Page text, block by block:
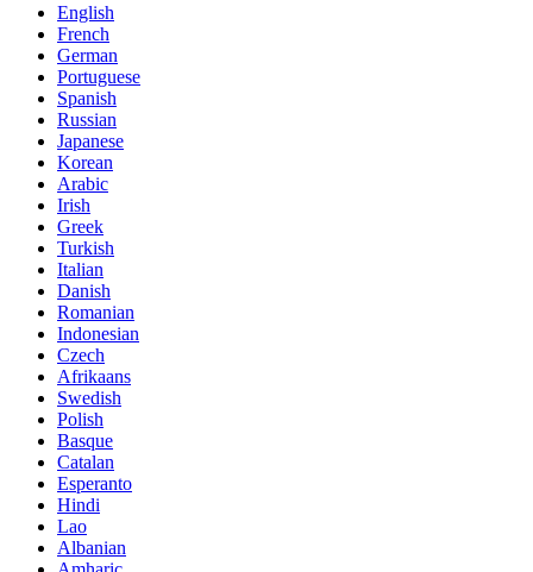
English
French
German
Portuguese
Spanish
Russian
Japanese
Korean
Arabic
Irish
Greek
Turkish
Italian
Danish
Romanian
Indonesian
Czech
Afrikaans
Swedish
Polish
Basque
Catalan
Esperanto
Hindi
Lao
Albanian